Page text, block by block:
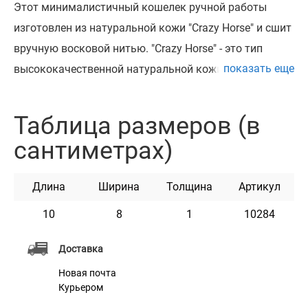
Доставка
Новая почта
Курьером
Этот минималистичный кошелек ручной работы
изготовлен из натуральной кожи "Crazy Horse" и сшит
вручную восковой нитью. "Crazy Horse" - это тип
высококачественной натуральной кожи с восковым
Кожа "Crazy Horse" обработанная особым способом и
пропитанная натуральным воском. Ее главные
вид.
Этот маленький, но удобный кошелек – это отличный
займет много места в сумке или кармане, но
предлагает достаточно места для важных вещей
(банковских карт, денежных купюр). Изготовлен из
показать еще
Таблица размеров (в
сантиметрах)
Длина Ширина Толщина Артикул
10 8 1 10284